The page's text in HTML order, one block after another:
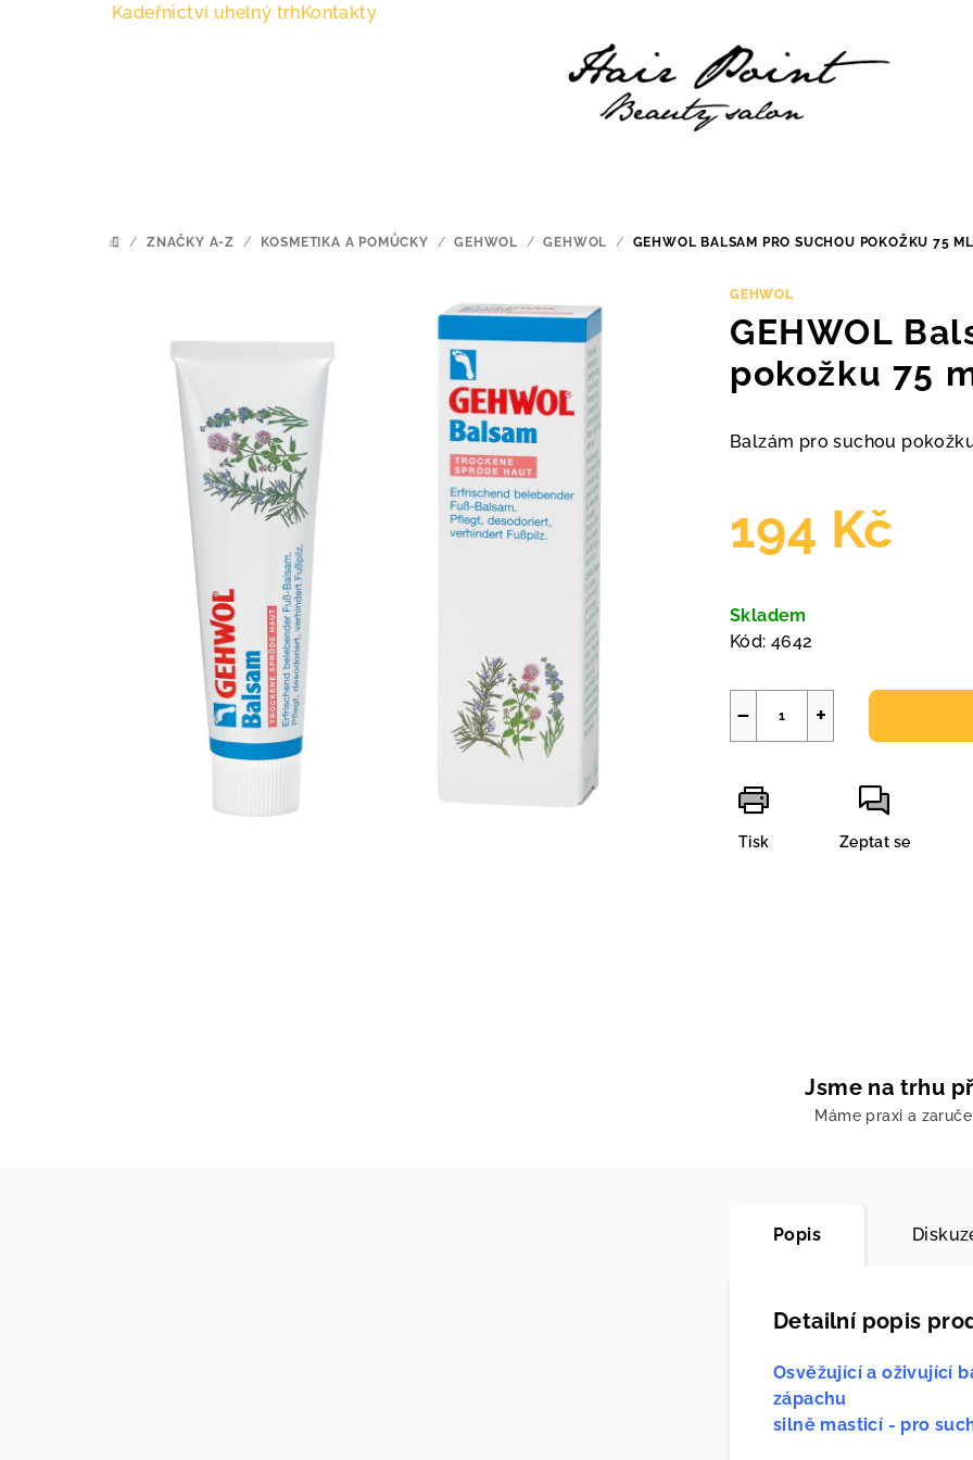
Kadeřnictví uhelný trhKontakty
DOMŮ
/ ZNAČKY A-Z / KOSMETIKA A POMŮCKY / GEHWOL / GEHWOL / GEHWOL BALSAM PRO SUCHOU POKOŽKU 75 ML
GEHWOL
GEHWOL
pokožku 75
Balzám pro suchou
194 Kč
cena:
Skladem
Kód: 4642
+
−
Tisk Zeptat se
Jsme na trhu
Máme praxi a
Popis
Detailní popis
Osvěžující a oživující
zápachu
silně masticí - pro